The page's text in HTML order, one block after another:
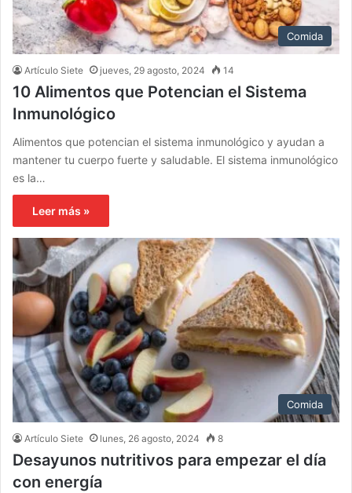
Comida
Artículo Siete jueves, 29 agosto, 2024 14
10 Alimentos que Potencian el Sistema
Inmunológico
Alimentos que potencian el sistema inmunológico y ayudan a
mantener tu cuerpo fuerte y saludable. El sistema inmunológico
es la…
Leer más »
Comida
Artículo Siete lunes, 26 agosto, 2024 8
Desayunos nutritivos para empezar el día
con energía